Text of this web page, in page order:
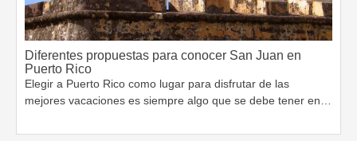
Diferentes propuestas para conocer San Juan en
Puerto Rico
Elegir a Puerto Rico como lugar para disfrutar de las
mejores vacaciones es siempre algo que se debe tener en…